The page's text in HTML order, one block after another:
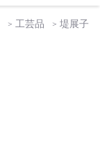
工芸品
堤展子